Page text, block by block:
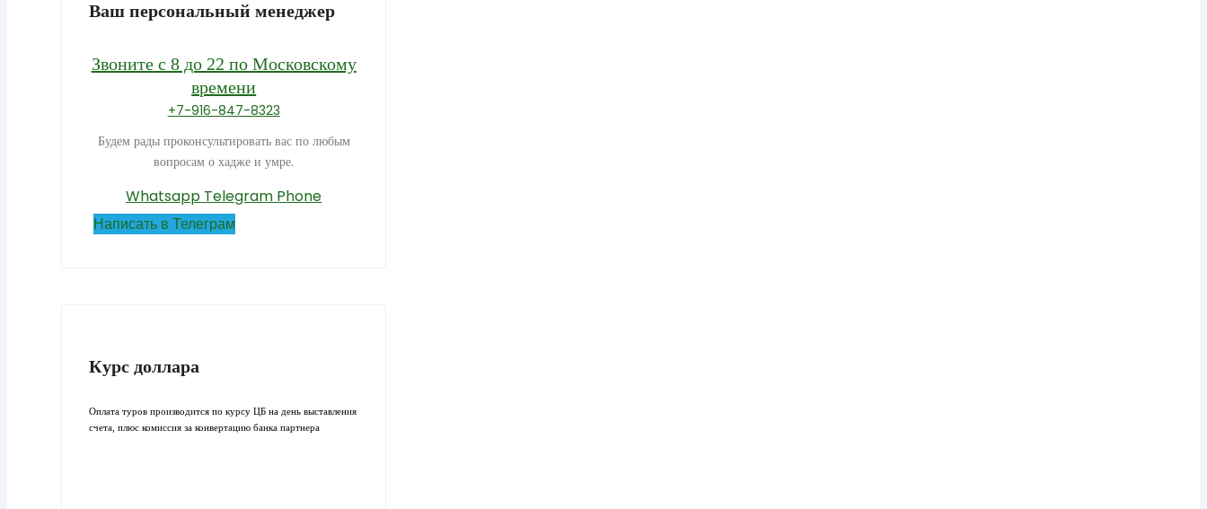
Ваш персональный менеджер
Звоните с 8 до 22 по Московскому
времени
+7-916-847-8323
Будем рады проконсультировать вас по любым
вопросам о хадже и умре.
Whatsapp Telegram Phone
Написать в Телеграм
Курс доллара
Оплата туров производится по курсу ЦБ на день выставления
счета, плюс комиссия за конвертацию банка партнера